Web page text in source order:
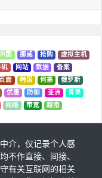
中国 挪威 抢购
虚拟主机
矶 网站 数据
备案
页面 韩国 何塞
俄罗斯
优惠 防御 亚洲
青果
网络 带宽 越南
介，仅记录个人感
不作直接、间接、
有关互联网的相关